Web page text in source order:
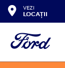
VEZI
LOCAȚII